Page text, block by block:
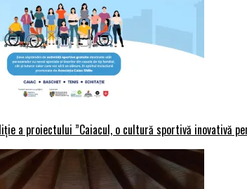
a proiectului ”Caiacul, o cultură sportivă inovativă